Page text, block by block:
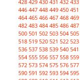
428 429 430 431 432 433
446 447 448 449 450 451
464 465 466 467 468 469
482 483 484 485 486 487
500 501 502 503 504 505
518 519 520 521 522 523
536 537 538 539 540 541
554 555 556 557 558 559
572 573 574 575 576 577
590 591 592 593 594 595